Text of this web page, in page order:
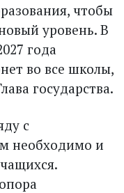
чтобы
уровень. В
года
во все школы,
государства.
с
необходимо и